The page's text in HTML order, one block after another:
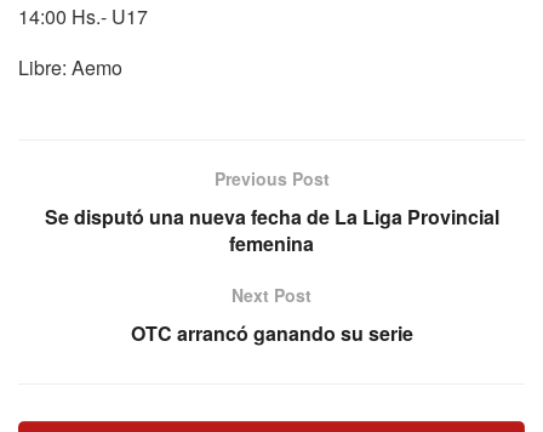
14:00 Hs.- U17
Libre: Aemo
Previous Post
Se disputó una nueva fecha de La Liga Provincial
femenina
Next Post
OTC arrancó ganando su serie